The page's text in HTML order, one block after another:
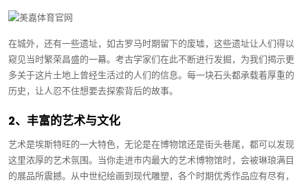
在城外，还有一些遗址，如古罗马时期留下的废墟，这些遗址让人们得以
窥见当时繁荣昌盛的一幕。考古学家们在此不断进行发掘，为我们揭示更
多关于这片土地上曾经生活过的人们的信息。每一块石头都承载着厚重的
历史，让人忍不住想要去探索背后的故事。
2、丰富的艺术与文化
艺术是埃斯特旺的一大特色，无论是在博物馆还是街头巷尾，都可以发现
这里浓厚的艺术氛围。当你走进市内最大的艺术博物馆时，会被琳琅满目
的展品所震撼。从中世纪绘画到现代雕塑，各个时期优秀作品应有尽有，